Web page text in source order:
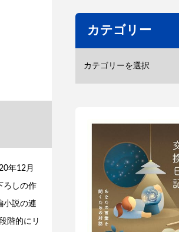
年12月
ろしの作
小説の連
階的にリ
カテゴリー